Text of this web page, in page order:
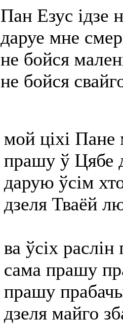
Пан Езус
даруе мне
не бойся
не бойся
мой ціхі Пане
прашу ў Цябе
дарую ўсім
дзеля Тваёй
ва ўсіх
сама прашу
прашу
дзеля майго